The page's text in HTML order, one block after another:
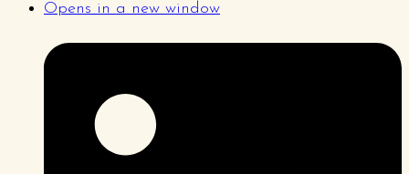
Opens in a new window